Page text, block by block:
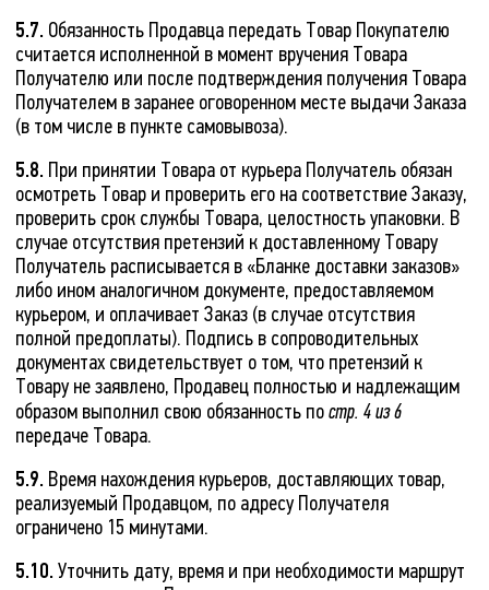
5.7. Обязанность Продавца передать Товар Покупателю
считается исполненной в момент вручения Товара
Получателю или после подтверждения получения Товара
Получателем в заранее оговоренном месте выдачи Заказа
(в том числе в пункте самовывоза).
5.8. При принятии Товара от курьера Получатель обязан
осмотреть Товар и проверить его на соответствие Заказу,
проверить срок службы Товара, целостность упаковки. В
случае отсутствия претензий к доставленному Товару
Получатель расписывается в «Бланке доставки заказов»
либо ином аналогичном документе, предоставляемом
курьером, и оплачивает Заказ (в случае отсутствия
полной предоплаты). Подпись в сопроводительных
документах свидетельствует о том, что претензий к
Товару не заявлено, Продавец полностью и надлежащим
образом выполнил свою обязанность постр. 4 из 6
передаче Товара.
5.9. Время нахождения курьеров, доставляющих товар,
реализуемый Продавцом, по адресу Получателя
ограничено 15 минутами.
5.10. Уточнить дату, время и при необходимости маршрут